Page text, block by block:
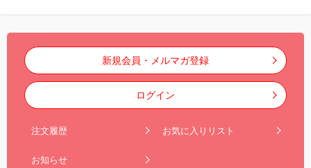
新規会員・メルマガ登録
ログイン
注文履歴 お気に入りリスト
お知らせ